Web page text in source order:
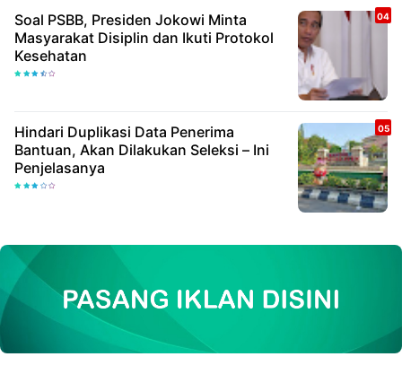
Soal PSBB, Presiden Jokowi Minta
Masyarakat Disiplin dan Ikuti Protokol
Kesehatan
Hindari Duplikasi Data Penerima
Bantuan, Akan Dilakukan Seleksi – Ini
Penjelasanya